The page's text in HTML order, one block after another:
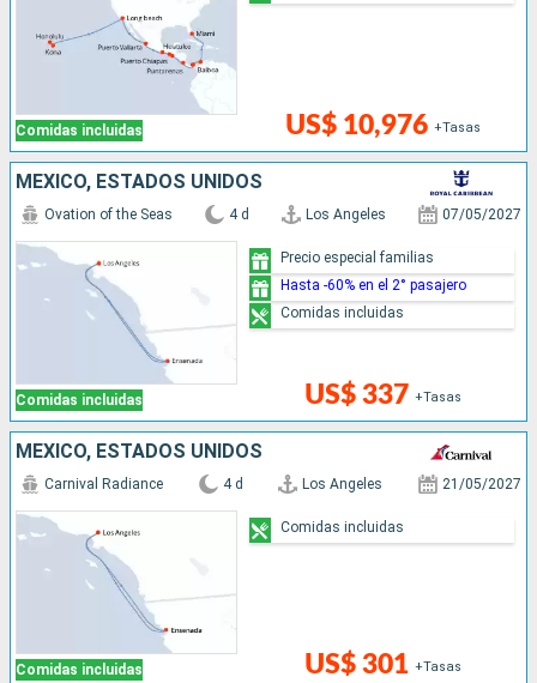
Comidas incluidas US$ 10,976 +Tasas
MÉXICO, ESTADOS UNIDOS
Comidas incluidas
Ovation of the Seas 4 d Los Angeles 07/05/2027
US$ 337 +Tasas
Precio especial familias
Hasta -60% en el 2° pasajero
Comidas incluidas
MÉXICO, ESTADOS UNIDOS
Comidas incluidas
Carnival Radiance 4 d Los Angeles 21/05/2027
US$ 301 +Tasas
Comidas incluidas